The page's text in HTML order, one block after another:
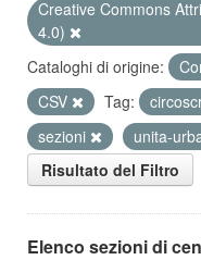
Creative Commons
4.0)
Cataloghi di origine:
CSV
Tag:
sezioni
unita-
Risultato del Filtro
Elenco sezioni di